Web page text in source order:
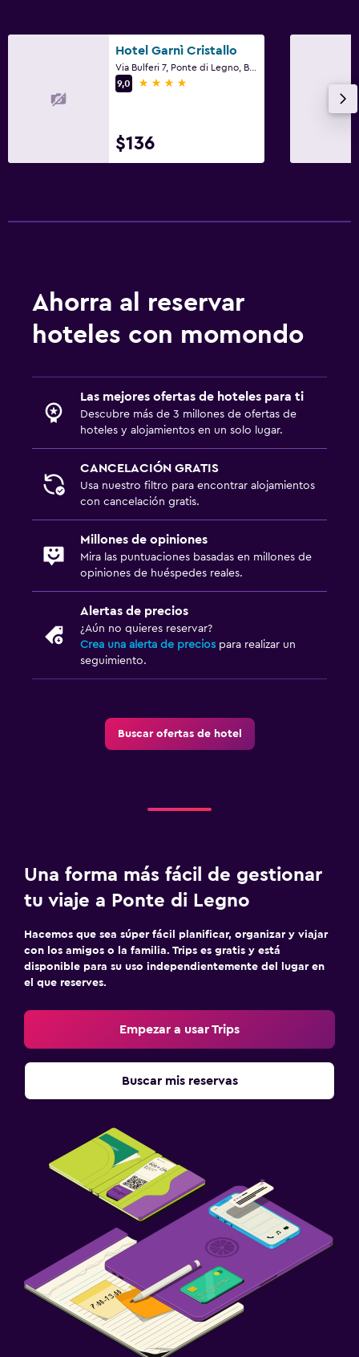
Hotel Garnì Cristallo
9,0
4 estrellas
$136
Ahorra al reservar
hoteles con momondo
Las mejores ofertas de hoteles para ti
Descubre más de 3 millones de ofertas de
hoteles y alojamientos en un solo lugar.
CANCELACIÓN GRATIS
Usa nuestro filtro para encontrar alojamientos
con cancelación gratis.
Millones de opiniones
Mira las puntuaciones basadas en millones de
opiniones de huéspedes reales.
Alertas de precios
¿Aún no quieres reservar?
Crea una alerta de precios para realizar un
seguimiento.
Buscar ofertas de hotel
Una forma más fácil de gestionar
tu viaje a Ponte di Legno
Hacemos que sea súper fácil planificar, organizar y viajar
con los amigos o la familia. Trips es gratis y está
disponible para su uso independientemente del lugar en
el que reserves.
Empezar a usar Trips
Buscar mis reservas